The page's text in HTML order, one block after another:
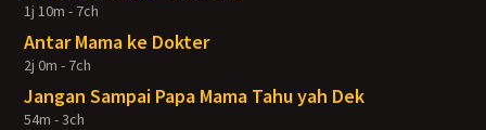
1j 10m - 7ch
Antar Mama ke Dokter
2j 0m - 7ch
Jangan Sampai Papa Mama Tahu yah Dek
54m - 3ch